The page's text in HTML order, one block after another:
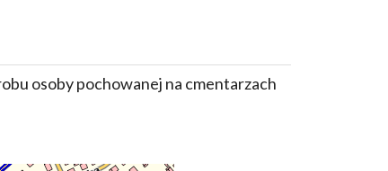
osoby pochowanej na cmentarzach